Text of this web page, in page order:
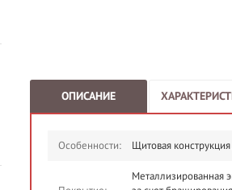
ОПИСАНИЕ
Особенности: Щитовая
Металлизированная